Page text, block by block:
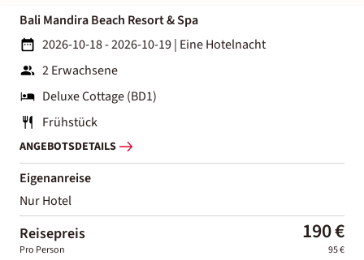
Bali Mandira Beach Resort & Spa
2026-10-18 - 2026-10-19| Eine Hotelnacht
2 Erwachsene
Deluxe Cottage (BD1)
Frühstück
ANGEBOTSDETAILS
Eigenanreise
Nur Hotel
Reisepreis 190 €
Pro Person 95 €